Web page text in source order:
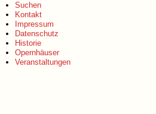
Suchen
Kontakt
Impressum
Datenschutz
Historie
Opernhäuser
Veranstaltungen